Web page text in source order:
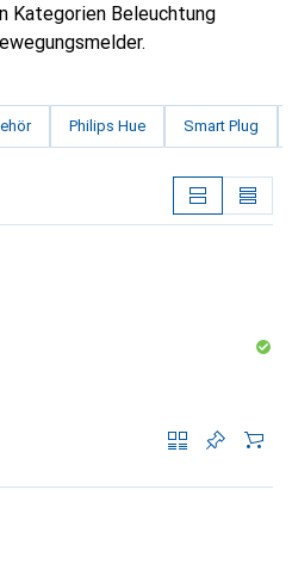
Kategorien Beleuchtung
Philips Hue Smart Plug